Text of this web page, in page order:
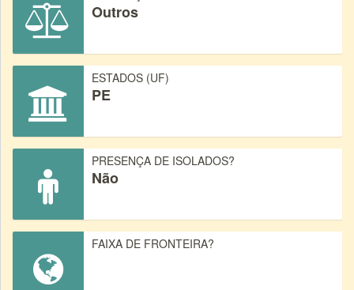
Outros
ESTADOS (UF)
PE
PRESENÇA DE ISOLADOS?
Não
FAIXA DE FRONTEIRA?